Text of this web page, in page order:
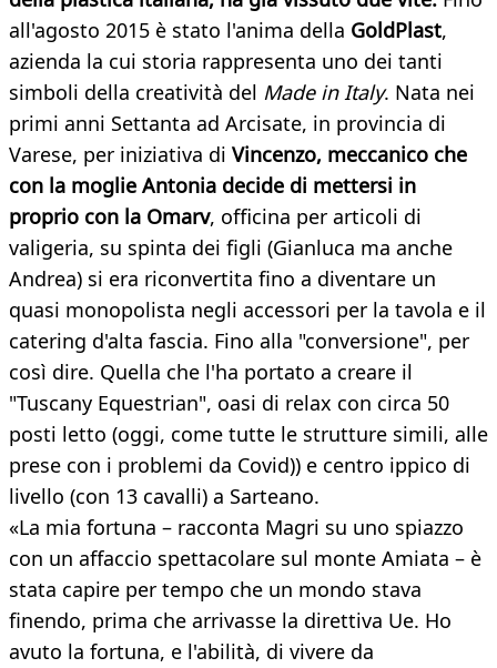
all'agosto 2015 è stato l'anima della GoldPlast,
azienda la cui storia rappresenta uno dei tanti
simboli della creatività del Made in Italy. Nata nei
primi anni Settanta ad Arcisate, in provincia di
Varese, per iniziativa di Vincenzo, meccanico che
con la moglie Antonia decide di mettersi in
proprio con la Omarv, officina per articoli di
valigeria, su spinta dei figli (Gianluca ma anche
Andrea) si era riconvertita fino a diventare un
quasi monopolista negli accessori per la tavola e il
catering d'alta fascia. Fino alla "conversione", per
così dire. Quella che l'ha portato a creare il
"Tuscany Equestrian", oasi di relax con circa 50
posti letto (oggi, come tutte le strutture simili, alle
prese con i problemi da Covid)) e centro ippico di
livello (con 13 cavalli) a Sarteano.
«La mia fortuna – racconta Magri su uno spiazzo
con un affaccio spettacolare sul monte Amiata – è
stata capire per tempo che un mondo stava
finendo, prima che arrivasse la direttiva Ue. Ho
avuto la fortuna, e l'abilità, di vivere da